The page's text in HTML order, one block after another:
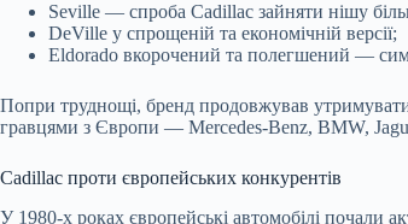
Seville — спроба Cadillac зайняти нішу
DeVille у спрощеній та економічній версії;
Eldorado вкорочений та полегшений —
Попри труднощі, бренд продовжував
гравцями з Європи — Mercedes-Benz, BMW,
Cadillac проти європейських конкурентів
У 1980-х роках європейські автомобілі почали